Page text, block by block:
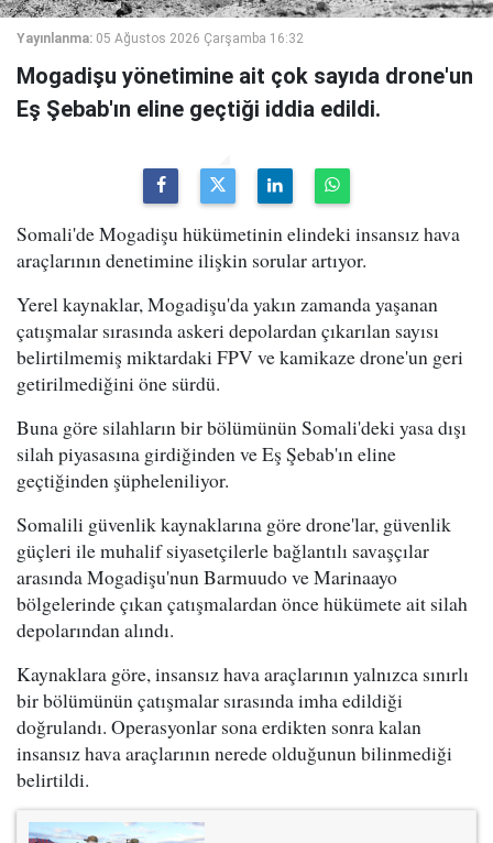
Yayınlanma: 05 Ağustos 2026 Çarşamba 16:32
Mogadişu yönetimine ait çok sayıda drone'un
Eş Şebab'ın eline geçtiği iddia edildi.
Somali'de Mogadişu hükümetinin elindeki insansız hava
araçlarının denetimine ilişkin sorular artıyor.
Yerel kaynaklar, Mogadişu'da yakın zamanda yaşanan
çatışmalar sırasında askeri depolardan çıkarılan sayısı
belirtilmemiş miktardaki FPV ve kamikaze drone'un geri
getirilmediğini öne sürdü.
Buna göre silahların bir bölümünün Somali'deki yasa dışı
silah piyasasına girdiğinden ve Eş Şebab'ın eline
geçtiğinden şüpheleniliyor.
Somalili güvenlik kaynaklarına göre drone'lar, güvenlik
güçleri ile muhalif siyasetçilerle bağlantılı savaşçılar
arasında Mogadişu'nun Barmuudo ve Marinaayo
bölgelerinde çıkan çatışmalardan önce hükümete ait silah
depolarından alındı.
Kaynaklara göre, insansız hava araçlarının yalnızca sınırlı
bir bölümünün çatışmalar sırasında imha edildiği
doğrulandı. Operasyonlar sona erdikten sonra kalan
insansız hava araçlarının nerede olduğunun bilinmediği
belirtildi.